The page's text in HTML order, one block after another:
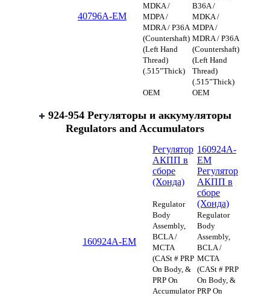
40796A-EM
MDKA /
MDPA /
MDRA / P36A
(Countershaft)
(Left Hand
Thread)
(.515”Thick)
OEM
B36A /
MDKA /
MDPA /
MDRA / P36A
(Countershaft)
(Left Hand
Thread)
(.515”Thick)
OEM
924-954 Регуляторы и аккумуляторы
Regulators аnd Accumulators
160924A-EM
Регулятор
АКПП в
сборе
(Хонда)
Regulator
Body
Assembly,
BCLA /
MCTA
(CASt # PRP
On Body, &
PRP On
Accumulator
160924A-
EM
Регулятор
АКПП в
сборе
(Хонда)
Regulator
Body
Assembly,
BCLA /
MCTA
(CASt # PRP
On Body, &
PRP On